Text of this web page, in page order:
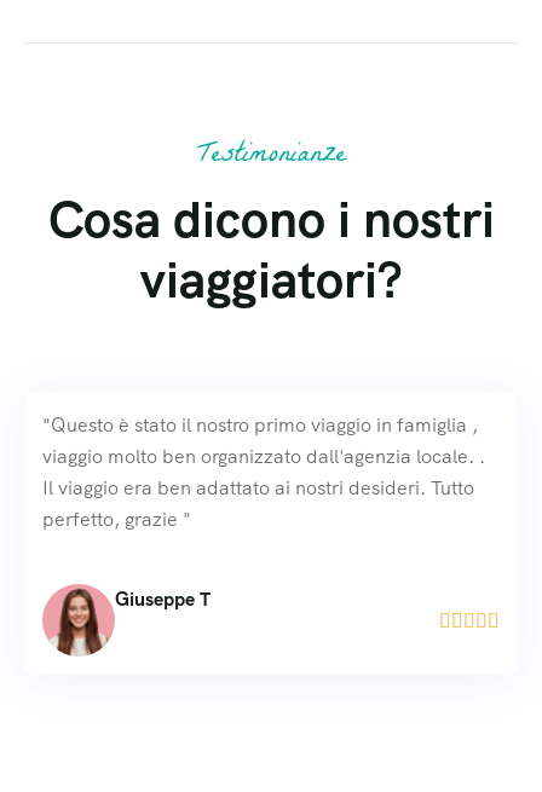
Testimonianze
Cosa dicono i nostri
viaggiatori?
"Questo è stato il nostro primo viaggio in famiglia ,
viaggio molto ben organizzato dall'agenzia locale. .
Il viaggio era ben adattato ai nostri desideri. Tutto
perfetto, grazie "
Giuseppe T
    